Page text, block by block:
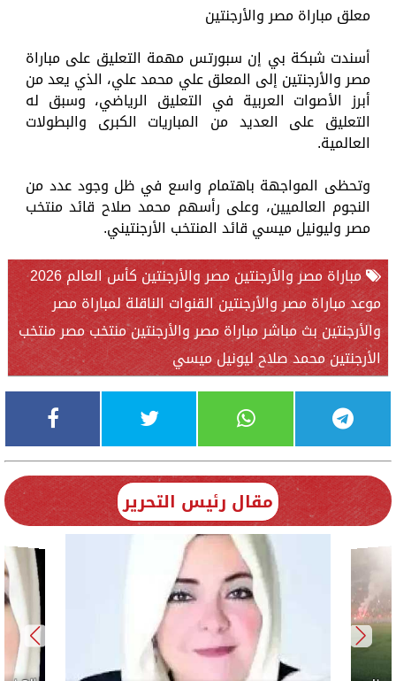
معلق مباراة مصر والأرجنتين
أسندت شبكة بي إن سبورتس مهمة التعليق على مباراة
مصر والأرجنتين إلى المعلق علي محمد علي، الذي يعد من
أبرز الأصوات العربية في التعليق الرياضي، وسبق له
التعليق على العديد من المباريات الكبرى والبطولات
العالمية.
وتحظى المواجهة باهتمام واسع في ظل وجود عدد من
النجوم العالميين، وعلى رأسهم محمد صلاح قائد منتخب
مصر وليونيل ميسي قائد المنتخب الأرجنتيني.
مباراة مصر والأرجنتين مصر والأرجنتين كأس العالم 2026
موعد مباراة مصر والأرجنتين القنوات الناقلة لمباراة مصر
والأرجنتين بث مباشر مباراة مصر والأرجنتين منتخب مصر منتخب
الأرجنتين محمد صلاح ليونيل ميسي
مقال رئيس التحرير